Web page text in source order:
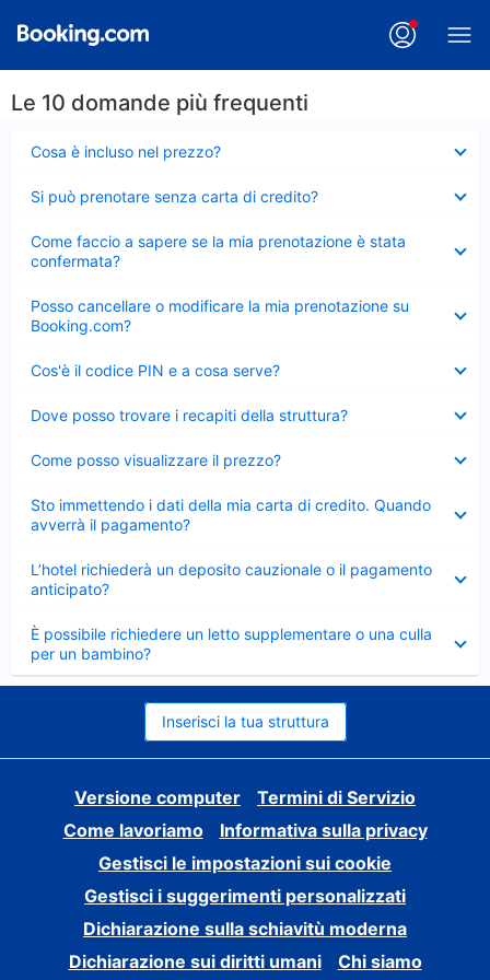
Le 10 domande più frequenti
Cosa è incluso nel prezzo?
chiuso
Si può prenotare senza carta di credito?
chiuso
Come faccio a sapere se la mia prenotazione è stata
confermata?
chiuso
Posso cancellare o modificare la mia prenotazione su
Booking.com?
chiuso
Cos'è il codice PIN e a cosa serve?
chiuso
Dove posso trovare i recapiti della struttura?
chiuso
Come posso visualizzare il prezzo?
chiuso
Sto immettendo i dati della mia carta di credito. Quando
avverrà il pagamento?
chiuso
L’hotel richiederà un deposito cauzionale o il pagamento
anticipato?
chiuso
È possibile richiedere un letto supplementare o una culla
per un bambino?
Elemento
chiuso
Inserisci la tua struttura
Versione computer
Termini di Servizio
Come lavoriamo
Informativa sulla privacy
Gestisci le impostazioni sui cookie
Gestisci i suggerimenti personalizzati
Dichiarazione sulla schiavitù moderna
Dichiarazione sui diritti umani
Chi siamo